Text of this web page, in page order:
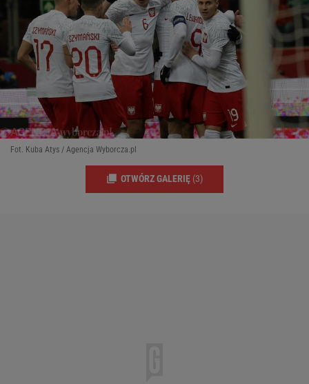
Fot. Kuba Atys / Agencja Wyborcza.pl
OTWÓRZ GALERIĘ (3)